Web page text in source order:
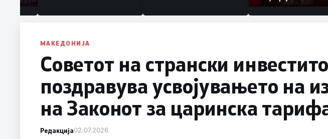
МАКЕДОНИЈА
Советот на странски
поздравува усвојувањето на
на Законот за царинска
Редакција02.07.2026